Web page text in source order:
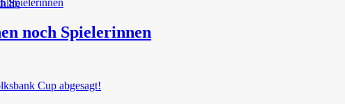
noch Spielerinnen